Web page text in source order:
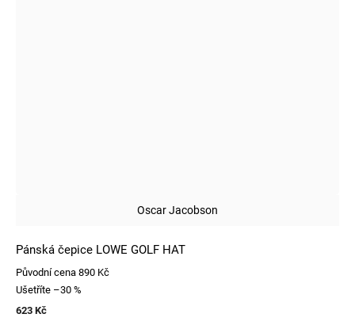
Oscar Jacobson
Pánská čepice LOWE GOLF HAT
Původní cena 890 Kč
Ušetříte –30 %
623 Kč